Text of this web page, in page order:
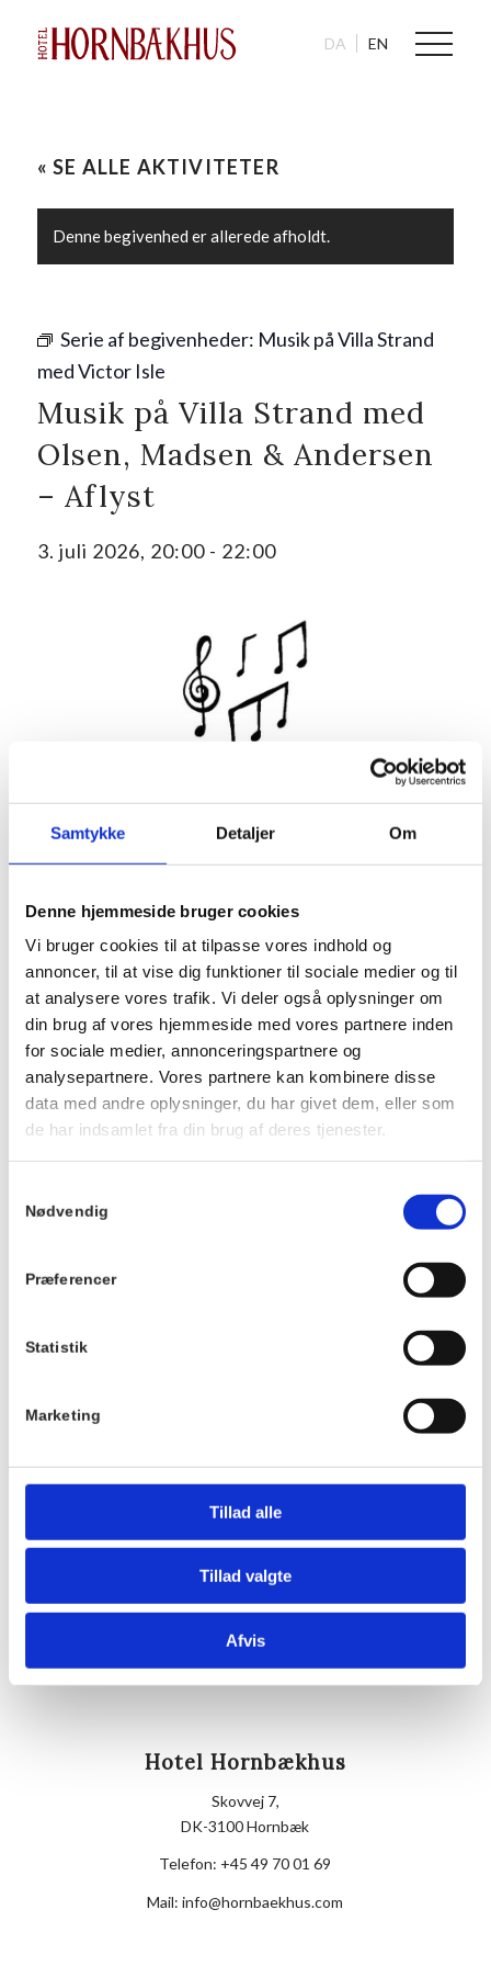
Samtykke Detaljer Om
Denne hjemmeside bruger cookies
Vi bruger cookies til at tilpasse vores indhold og
annoncer, til at vise dig funktioner til sociale medier og til
at analysere vores trafik. Vi deler også oplysninger om
din brug af vores hjemmeside med vores partnere inden
for sociale medier, annonceringspartnere og
analysepartnere. Vores partnere kan kombinere disse
data med andre oplysninger, du har givet dem, eller som
de har indsamlet fra din brug af deres tjenester.
Nødvendig
Præferencer
Statistik
Marketing
Tillad alle
Tillad valgte
Afvis
DA EN
« SE ALLE AKTIVITETER
Denne begivenhed er allerede afholdt.
Serie af begivenheder: Musik på Villa Strand
med Victor Isle
Musik på Villa Strand med
Olsen, Madsen & Andersen
– Aflyst
3. juli 2026, 20:00- 22:00
Kom med til udendørs koncert i haven på Villa Stranden, når
trioen Olsen, Madsen & Andersen sørger for en swingende
tilbage, men er et bevis på, at genren stadig er i live.
Ønsker du at deltage i fællesspisning kl. 19.00 inden
koncerten, kan du se menuen og reservere pladser
Det vil være muligt at købe drikkevarer i Strandbaren.
Vi glæder os til et se dig til en aften med musik under åben
himmel.
Info
Tidspunkt:
Serie:
Strand med Victor
Pris:
Sted
Kystvej 12
Tilmelding
Hotel Hornbækhus
Skovvej 7,
DK-3100 Hornbæk
Telefon: +45 49 70 01 69
Mail:info@hornbaekhus.com